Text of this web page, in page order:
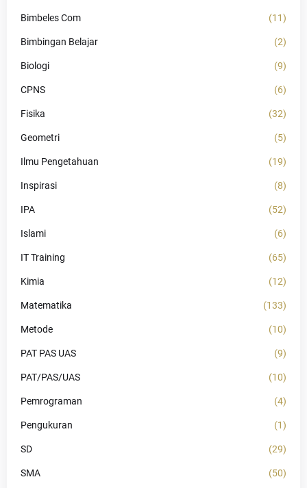
Bimbeles Com (11)
Bimbingan Belajar (2)
Biologi (9)
CPNS (6)
Fisika (32)
Geometri (5)
Ilmu Pengetahuan (19)
Inspirasi (8)
IPA (52)
Islami (6)
IT Training (65)
Kimia (12)
Matematika (133)
Metode (10)
PAT PAS UAS (9)
PAT/PAS/UAS (10)
Pemrograman (4)
Pengukuran (1)
SD (29)
SMA (50)